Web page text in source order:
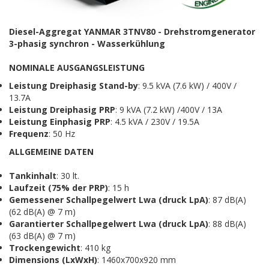
Diesel-Aggregat YANMAR 3TNV80 - Drehstromgenerator
3-phasig synchron - Wasserkühlung
NOMINALE AUSGANGSLEISTUNG
Leistung Dreiphasig Stand-by: 9.5 kVA (7.6 kW) / 400V /
13.7A
Leistung Dreiphasig PRP: 9 kVA (7.2 kW) /400V / 13A
Leistung Einphasig PRP: 4.5 kVA / 230V / 19.5A
Frequenz: 50 Hz
ALLGEMEINE DATEN
Tankinhalt: 30 lt.
Laufzeit (75% der PRP): 15 h
Gemessener Schallpegelwert Lwa (druck LpA): 87 dB(A)
(62 dB(A) @ 7 m)
Garantierter Schallpegelwert Lwa (druck LpA): 88 dB(A)
(63 dB(A) @ 7 m)
Trockengewicht: 410 kg
Dimensions (LxWxH): 1460x700x920 mm